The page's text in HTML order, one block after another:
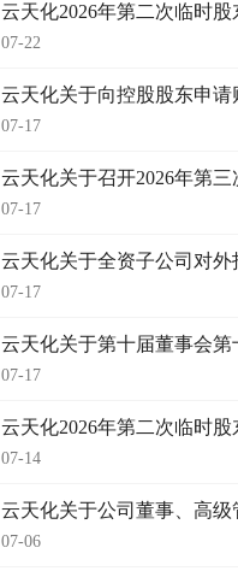
云天化2026年第二次临时
07-22
云天化关于向控股股东申
07-17
云天化关于召开2026年第
07-17
云天化关于全资子公司对外
07-17
云天化关于第十届董事会
07-17
云天化2026年第二次临时
07-14
云天化关于公司董事、高
07-06